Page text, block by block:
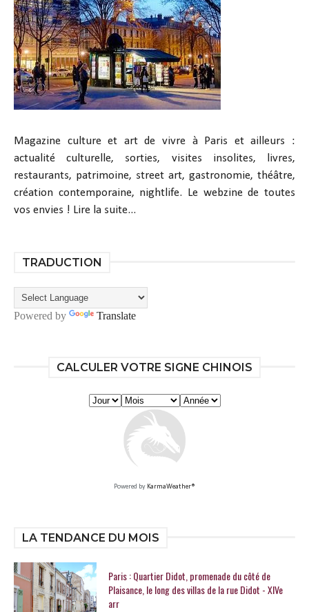
Magazine culture et art de vivre à Paris et ailleurs :
actualité culturelle, sorties, visites insolites, livres,
restaurants, patrimoine, street art, gastronomie, théâtre,
création contemporaine, nightlife. Le webzine de toutes
vos envies ! Lire la suite...
TRADUCTION
Powered by Translate
CALCULER VOTRE SIGNE CHINOIS
Powered by KarmaWeather®
LA TENDANCE DU MOIS
Paris : Quartier Didot, promenade du côté de
Plaisance, le long des villas de la rue Didot - XIVe
arr